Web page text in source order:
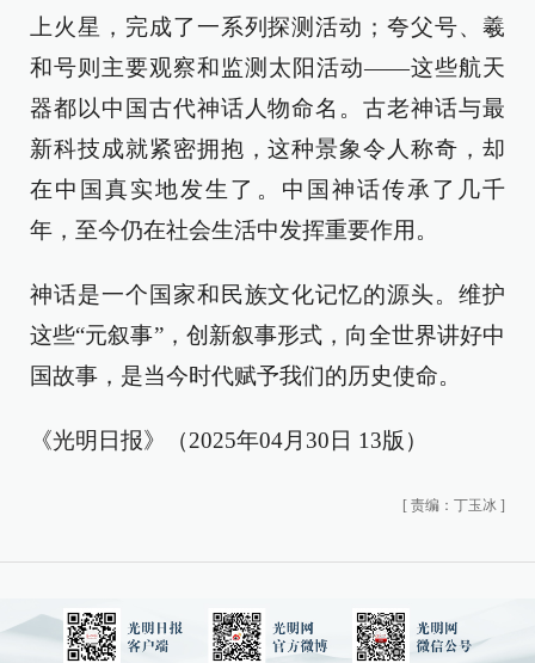
上火星，完成了一系列探测活动；夸父号、羲
和号则主要观察和监测太阳活动——这些航天
器都以中国古代神话人物命名。古老神话与最
新科技成就紧密拥抱，这种景象令人称奇，却
在中国真实地发生了。中国神话传承了几千
年，至今仍在社会生活中发挥重要作用。
神话是一个国家和民族文化记忆的源头。维护
这些“元叙事”，创新叙事形式，向全世界讲好中
国故事，是当今时代赋予我们的历史使命。
《光明日报》（2025年04月30日 13版）
[ 责编：丁玉冰 ]